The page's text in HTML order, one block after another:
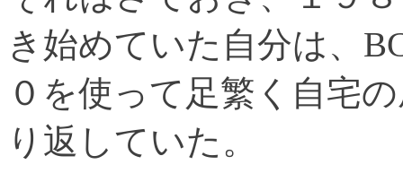
き始めていた自分は、
０を使って足繁く自宅
り返していた。